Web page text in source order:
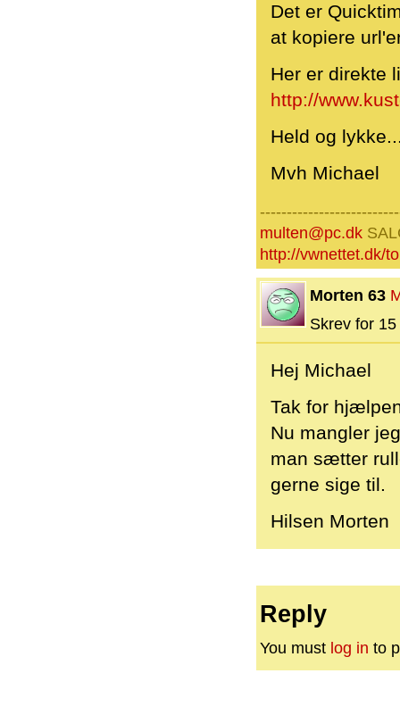
Det er
at kopiere
Her er direkte
http://
Held og
Mvh Michael
multen@pc.dk
http://vwnettet.dk/
Morten 63
Skrev for
Hej Michael
Tak for
Nu mangler
man sætter
gerne sige til.
Hilsen Morten
Reply
You must log in to